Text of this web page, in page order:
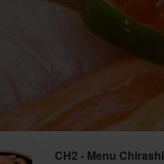
CH2 - Menu Chirashi